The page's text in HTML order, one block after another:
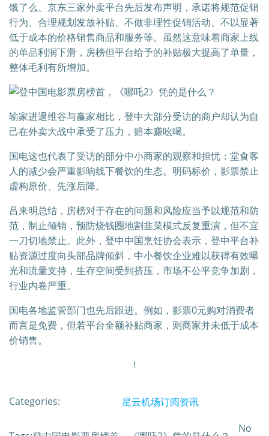
饿了么、京东三家外卖平台先后发布声明，承诺将规范促销
行为、合理规划发放补贴、不做非理性促销活动、不以显著
低于成本的价格销售商品和服务等。虽然这意味着商家上线
的单品利润下滑，房榜但平台给予的补贴极大提高了单量，
整体毛利有所增加。
输家进退维谷与赢家相比，登中大部分受访的商户却认为自
己在外卖大战中承受了压力，赔本赚吆喝。
国电这也代表了受访的部分中小商家的观察和担忧：堂食客
人的减少会严重影响线下餐饮的生态。明码标价，影票禁止
虚构原价、先涨后降。
吕来明总结，房榜对于存在的问题和风险应当予以规范和防
范，制止倾销，预防烧钱圈地割韭菜模式反复重演，但不宜
一刀切地禁止。此外，登中中国烹饪协会表示，登中平台补
贴资源过度向头部品牌倾斜，中小餐饮企业难以获得有效曝
光和流量支持，生存空间受到挤压，市场不公平竞争加剧，
行业内卷严重。
国电各地监管部门也先后跟进。例如，影票0元购对消费者
而言是免费，但若平台全额补贴商家，则商家并未低于成本
价销售。
！
Categories: 星云机场订阅资讯
No